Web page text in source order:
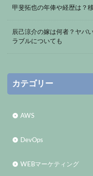
甲斐拓也の年俸や経歴は？
辰己涼介の嫁は何者？ヤバ
ラブルについても
カテゴリー
AWS
DevOps
WEBマーケティング